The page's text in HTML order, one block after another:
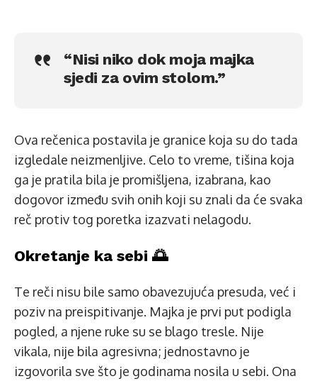
“Nisi niko dok moja majka
sjedi za ovim stolom.”
Ova rečenica postavila je granice koja su do tada
izgledale neizmenljive. Celo to vreme, tišina koja
ga je pratila bila je promišljena, izabrana, kao
dogovor između svih onih koji su znali da će svaka
reč protiv tog poretka izazvati nelagodu.
Okretanje ka sebi 🌅
Te reči nisu bile samo obavezujuća presuda, već i
poziv na preispitivanje. Majka je prvi put podigla
pogled, a njene ruke su se blago tresle. Nije
vikala, nije bila agresivna; jednostavno je
izgovorila sve što je godinama nosila u sebi. Ona